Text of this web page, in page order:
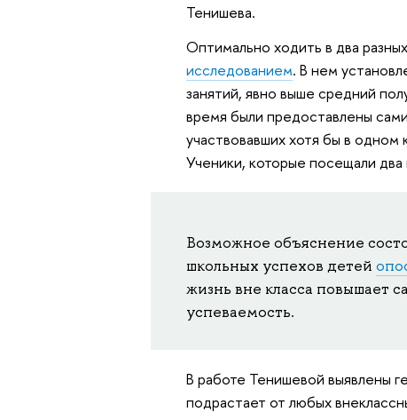
Тенишева.
Оптимально ходить в два
исследованием. В нем
занятий, явно выше средний
время были предоставлены
участвовавших хотя бы в одном
Ученики, которые посещали два
Возможное объяснение
школьных успехов детей
жизнь вне класса повышает
успеваемость.
В работе Тенишевой выявлены
подрастает от любых